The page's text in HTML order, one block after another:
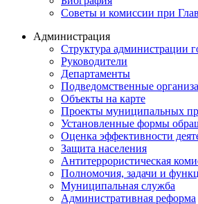
Советы и комиссии при
Администрация
Структура администрации
Руководители
Департаменты
Подведомственные
Объекты на карте
Проекты муниципальных
Установленные формы
Оценка эффективности
Защита населения
Антитеррористическая
Полномочия, задачи и
Муниципальная служба
Административная реформа